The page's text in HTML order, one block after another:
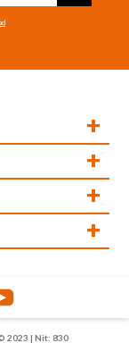
+
+
+
+
2023 | Nit: 830